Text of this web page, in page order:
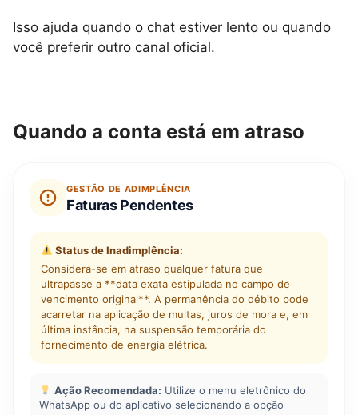
Isso ajuda quando o chat estiver lento ou quando
você preferir outro canal oficial.
Quando a conta está em atraso
GESTÃO DE ADIMPLÊNCIA
Faturas Pendentes
Status de Inadimplência:
Considera-se em atraso qualquer fatura que
ultrapasse a **data exata estipulada no campo de
vencimento original**. A permanência do débito pode
acarretar na aplicação de multas, juros de mora e, em
última instância, na suspensão temporária do
fornecimento de energia elétrica.
Ação Recomendada: Utilize o menu eletrônico do
WhatsApp ou do aplicativo selecionando a opção